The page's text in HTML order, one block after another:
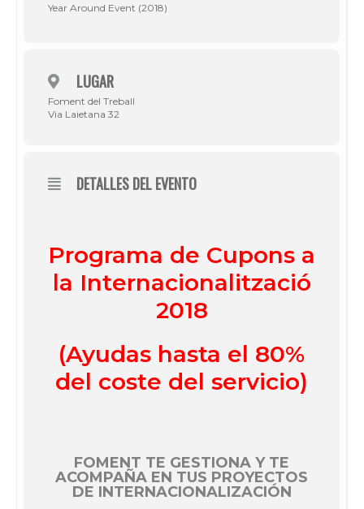
Year Around Event (2018)
LUGAR
Foment del Treball
Via Laietana 32
DETALLES DEL EVENTO
Programa de Cupons a
la Internacionalització
2018
(Ayudas hasta el 80%
del coste del servicio)
FOMENT TE GESTIONA Y TE
ACOMPAÑA EN TUS PROYECTOS
DE INTERNACIONALIZACIÓN